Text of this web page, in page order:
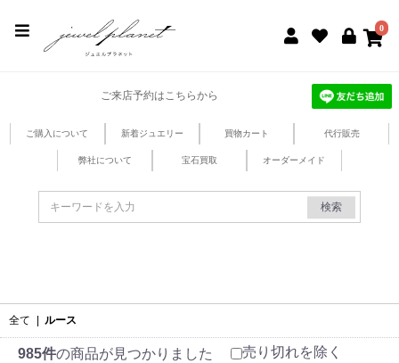
0
ご来店予約はこちらから
ご購入について 新着ジュエリー 買物カート 代行販売
弊社について 宝石買取 オーダーメイド
検索
全て ルース
985件の商品が見つかりました 売り切れを除く